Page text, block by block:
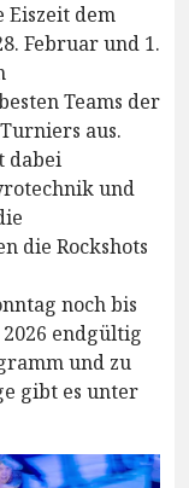
Eiszeit dem
Februar und 1.
Teams der
aus.
dabei
und
die Rockshots
noch bis
2026 endgültig
und zu
gibt es unter